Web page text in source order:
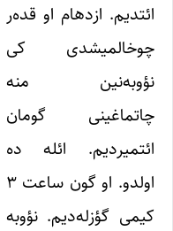
ائتدیم. ازدهام او قده‌ر
چوخالمیشدی کی
نؤوبه‌نین منه
چاتماغینی گومان
ائتمیردیم. ائله ده
اولدو. او گون ساعت ۳
کیمی گؤزله‌دیم. نؤوبه